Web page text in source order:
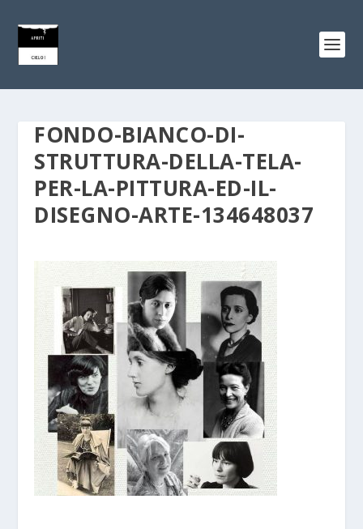
FONDO-BIANCO-DI-
STRUTTURA-DELLA-TELA-
PER-LA-PITTURA-ED-IL-
DISEGNO-ARTE-134648037